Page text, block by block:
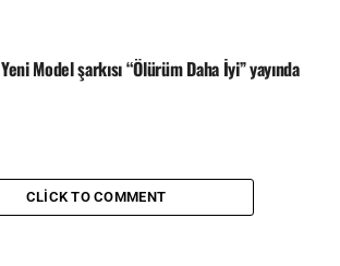
Yeni Model şarkısı “Ölürüm Daha İyi” yayında
CLICK TO COMMENT